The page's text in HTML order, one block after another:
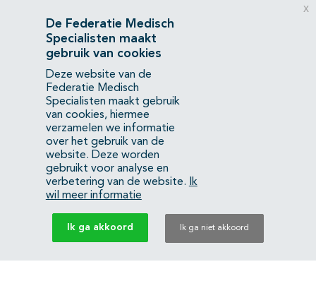
Privacyverklaring
Contact
Mercatorlaan 1200
3528 BL Utrecht
(088) 505 34 34
info@richtlijnendatabase.nl
YouTubeLinkedIn
KvK Federatie Medisch Specialisten:40483480
Privacyverklaring
De Federatie Medisch
Specialisten maakt
gebruik van cookies
Deze website van de
Federatie Medisch
Specialisten maakt gebruik
van cookies, hiermee
verzamelen we informatie
over het gebruik van de
website. Deze worden
gebruikt voor analyse en
verbetering van de website.
Ik
wil meer informatie
Ik ga akkoord Ik ga niet akkoord
x